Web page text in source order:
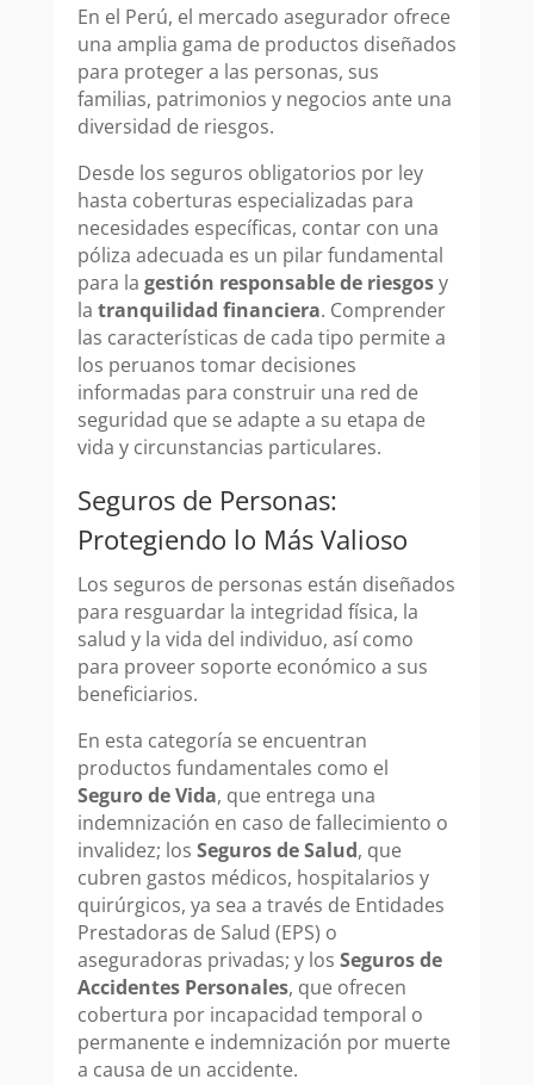
En el Perú, el mercado asegurador ofrece
una amplia gama de productos diseñados
para proteger a las personas, sus
familias, patrimonios y negocios ante una
diversidad de riesgos.
Desde los seguros obligatorios por ley
hasta coberturas especializadas para
necesidades específicas, contar con una
póliza adecuada es un pilar fundamental
para la gestión responsable de riesgosy
la tranquilidad financiera. Comprender
las características de cada tipo permite a
los peruanos tomar decisiones
informadas para construir una red de
seguridad que se adapte a su etapa de
vida y circunstancias particulares.
Seguros de Personas:
Protegiendo lo Más Valioso
Los seguros de personas están diseñados
para resguardar la integridad física, la
salud y la vida del individuo, así como
para proveer soporte económico a sus
beneficiarios.
En esta categoría se encuentran
productos fundamentales como el
Seguro de Vida, que entrega una
indemnización en caso de fallecimiento o
invalidez; los Seguros de Salud, que
cubren gastos médicos, hospitalarios y
quirúrgicos, ya sea a través de Entidades
Prestadoras de Salud (EPS) o
aseguradoras privadas; y los Seguros de
Accidentes Personales, que ofrecen
cobertura por incapacidad temporal o
permanente e indemnización por muerte
a causa de un accidente.